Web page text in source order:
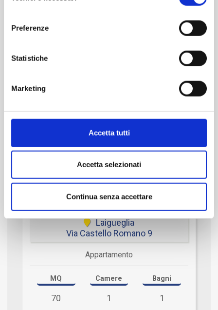
“Continua senza accettare” continuerai la navigazione del
sito in assenza di cookie o altri strumenti di tracciamento
diversi da quelli tecnici.
Preferenze
Statistiche
Marketing
Accetta tutti
Accetta selezionati
Continua senza accettare
Laigueglia
Via Castello Romano 9
Appartamento
MQ
70
Camere
1
Bagni
1